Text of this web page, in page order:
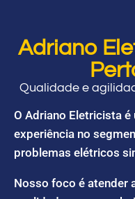
Adriano
Qualidade e
O Adriano Eletricista
experiência no
problemas elétricos
Nosso foco é atender